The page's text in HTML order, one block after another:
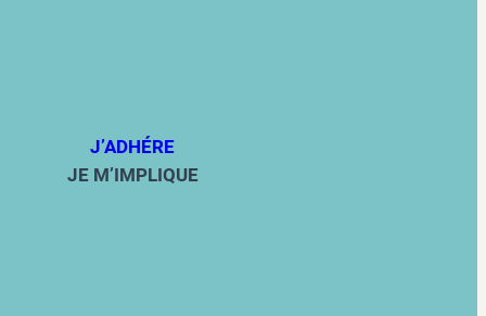
J’ADHÉRE
JE M’IMPLIQUE